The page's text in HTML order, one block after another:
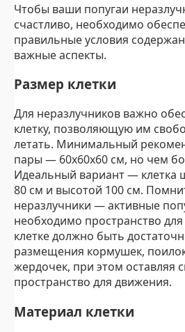
Чтобы ваши попугаи
счастливо, необходимо
правильные условия
важные аспекты.
Размер клетки
Для неразлучников важно
клетку, позволяющую им
летать. Минимальный
пары — 60x60x60 см, но чем
Идеальный вариант — клетка
80 см и высотой 100 см.
неразлучники — активные
необходимо пространство
клетке должно быть
размещения кормушек,
жердочек, при этом оставляя
пространство для движения.
Материал клетки